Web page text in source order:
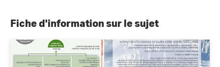
Fiche d'information sur le sujet